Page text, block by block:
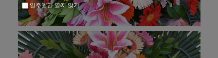
일주일간 열지 않기